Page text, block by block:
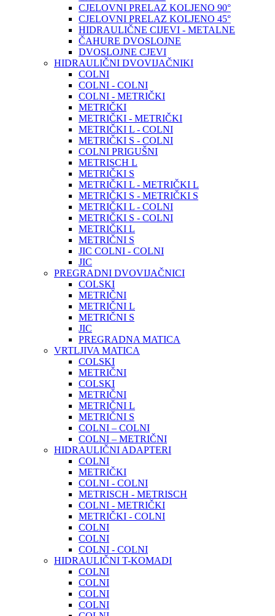
CJELOVNI PRELAZ KOLJENO 90°
CJELOVNI PRELAZ KOLJENO 45°
HIDRAULIČNE CIJEVI - METALNE
ČAHURE DVOSLOJNE
DVOSLOJNE CJEVI
HIDRAULIČNI DVOVIJAČNIKI
COLNI
COLNI - COLNI
COLNI - METRIČKI
METRIČKI
METRIČKI - METRIČKI
METRIČKI L - COLNI
METRIČKI S - COLNI
COLNI PRIGUŠNI
METRISCH L
METRIČKI S
METRIČKI L - METRIČKI L
METRIČKI S - METRIČKI S
METRIČKI L - COLNI
METRIČKI S - COLNI
METRIČKI L
METRIČNI S
JIC COLNI - COLNI
JIC
PREGRADNI DVOVIJAČNICI
COLSKI
METRIČNI
METRIČNI L
METRIČNI S
JIC
PREGRADNA MATICA
VRTLJIVA MATICA
COLSKI
METRIČNI
COLSKI
METRIČNI
METRIČNI L
METRIČNI S
COLNI – COLNI
COLNI – METRIČNI
HIDRAULIČNI ADAPTERI
COLNI
METRIČKI
COLNI - COLNI
METRISCH - METRISCH
COLNI - METRIČKI
METRIČKI - COLNI
COLNI
COLNI
COLNI - COLNI
HIDRAULIČNI T-KOMADI
COLNI
COLNI
COLNI
COLNI